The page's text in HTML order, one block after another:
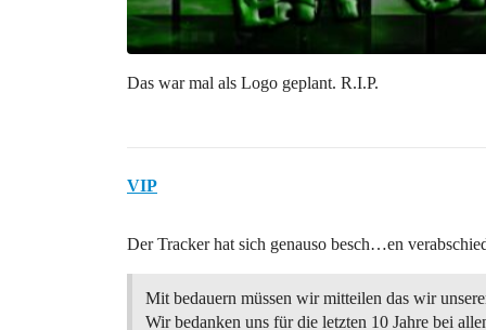
Das war mal als Logo geplant. R.I.P.
VIP
Der Tracker hat sich genauso besch…en
Mit bedauern müssen wir mitteilen das wir
Wir bedanken uns für die letzten 10 Jahre bei